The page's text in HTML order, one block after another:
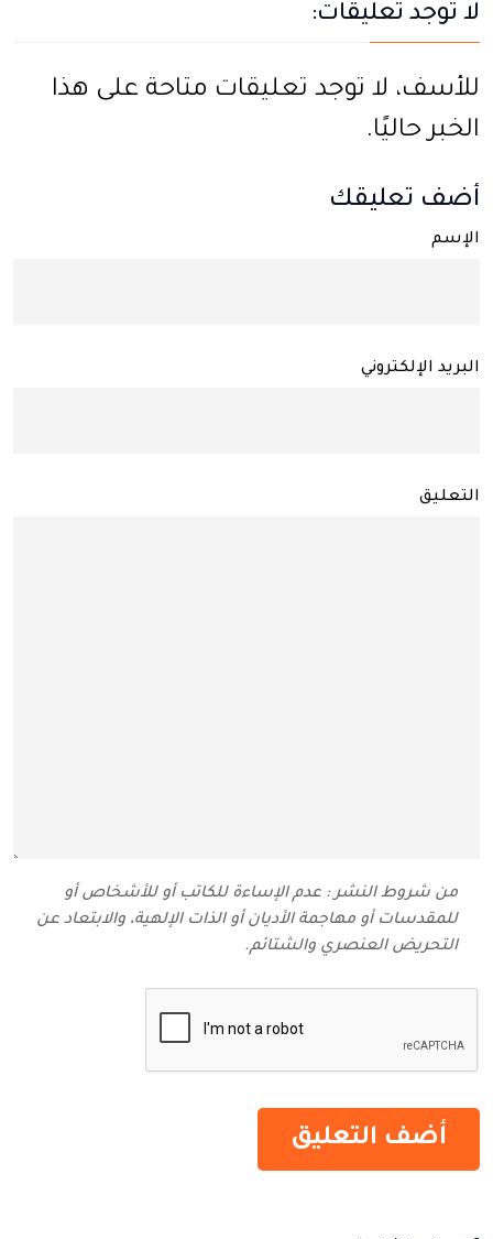
لا توجد تعليقات:
للأسف، لا توجد تعليقات متاحة على هذا
الخبر حاليًا.
أضف تعليقك
الإسم
البريد الإلكتروني
التعليق
من شروط النشر : عدم الإساءة للكاتب أو للأشخاص أو
للمقدسات أو مهاجمة الأديان أو الذات الإلهية، والابتعاد عن
التحريض العنصري والشتائم‬.